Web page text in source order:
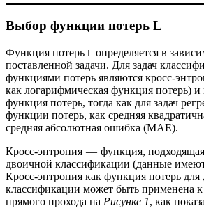
Выбор функции потерь L
Функция потерь L определяется в
поставленной задачи. Для задач
функциями потерь являются кросс-
как логарифмическая функция потерь)
функция потерь, тогда как для задач
функции потерь, как средняя
средняя абсолютная ошибка (MAE).
Кросс-энтропия — функция, подходящая
двоичной классификации (данные имеют
Кросс-энтропия как функция потерь для
классификации может быть применена
прямого прохода на Рисунке 1, как